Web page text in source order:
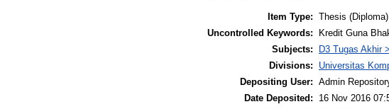
Item Type: Thesis (Diploma)
Uncontrolled Keywords:
Kredit Guna
Subjects:
D3 Tugas Akhir
Divisions:
Universitas
Depositing User: Admin
Date Deposited:
16 Nov 2016